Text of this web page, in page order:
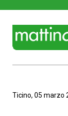
Ticino, 05 marzo